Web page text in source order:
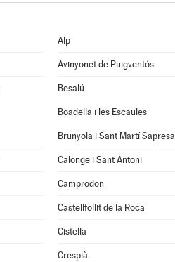
Alp
Avinyonet de Puigventós
Besalú
Boadella i les Escaules
Brunyola i Sant Martí Sapresa
Calonge i Sant Antoni
Camprodon
Castellfollit de la Roca
Cistella
Crespià